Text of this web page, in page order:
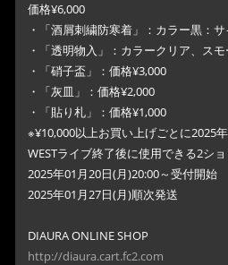
価格¥6,000
・「酒屑刺繍防寒着」：カラー黒：
・「透明物入」：カラークリア、ス
・「硝子盃」：価格¥3,000
・「灰皿」：価格¥2,000
・「貼り札」：価格¥1,000
※¥10,000以上お買い上げごとに2025
WESTライブ終了後に使用できる2シ
2025年01月20日(月)20:00～受付開始
2025年01月27日(月)順次発送
DIAURA ONLINE SHOP
http://diaura.cart.fc2.com